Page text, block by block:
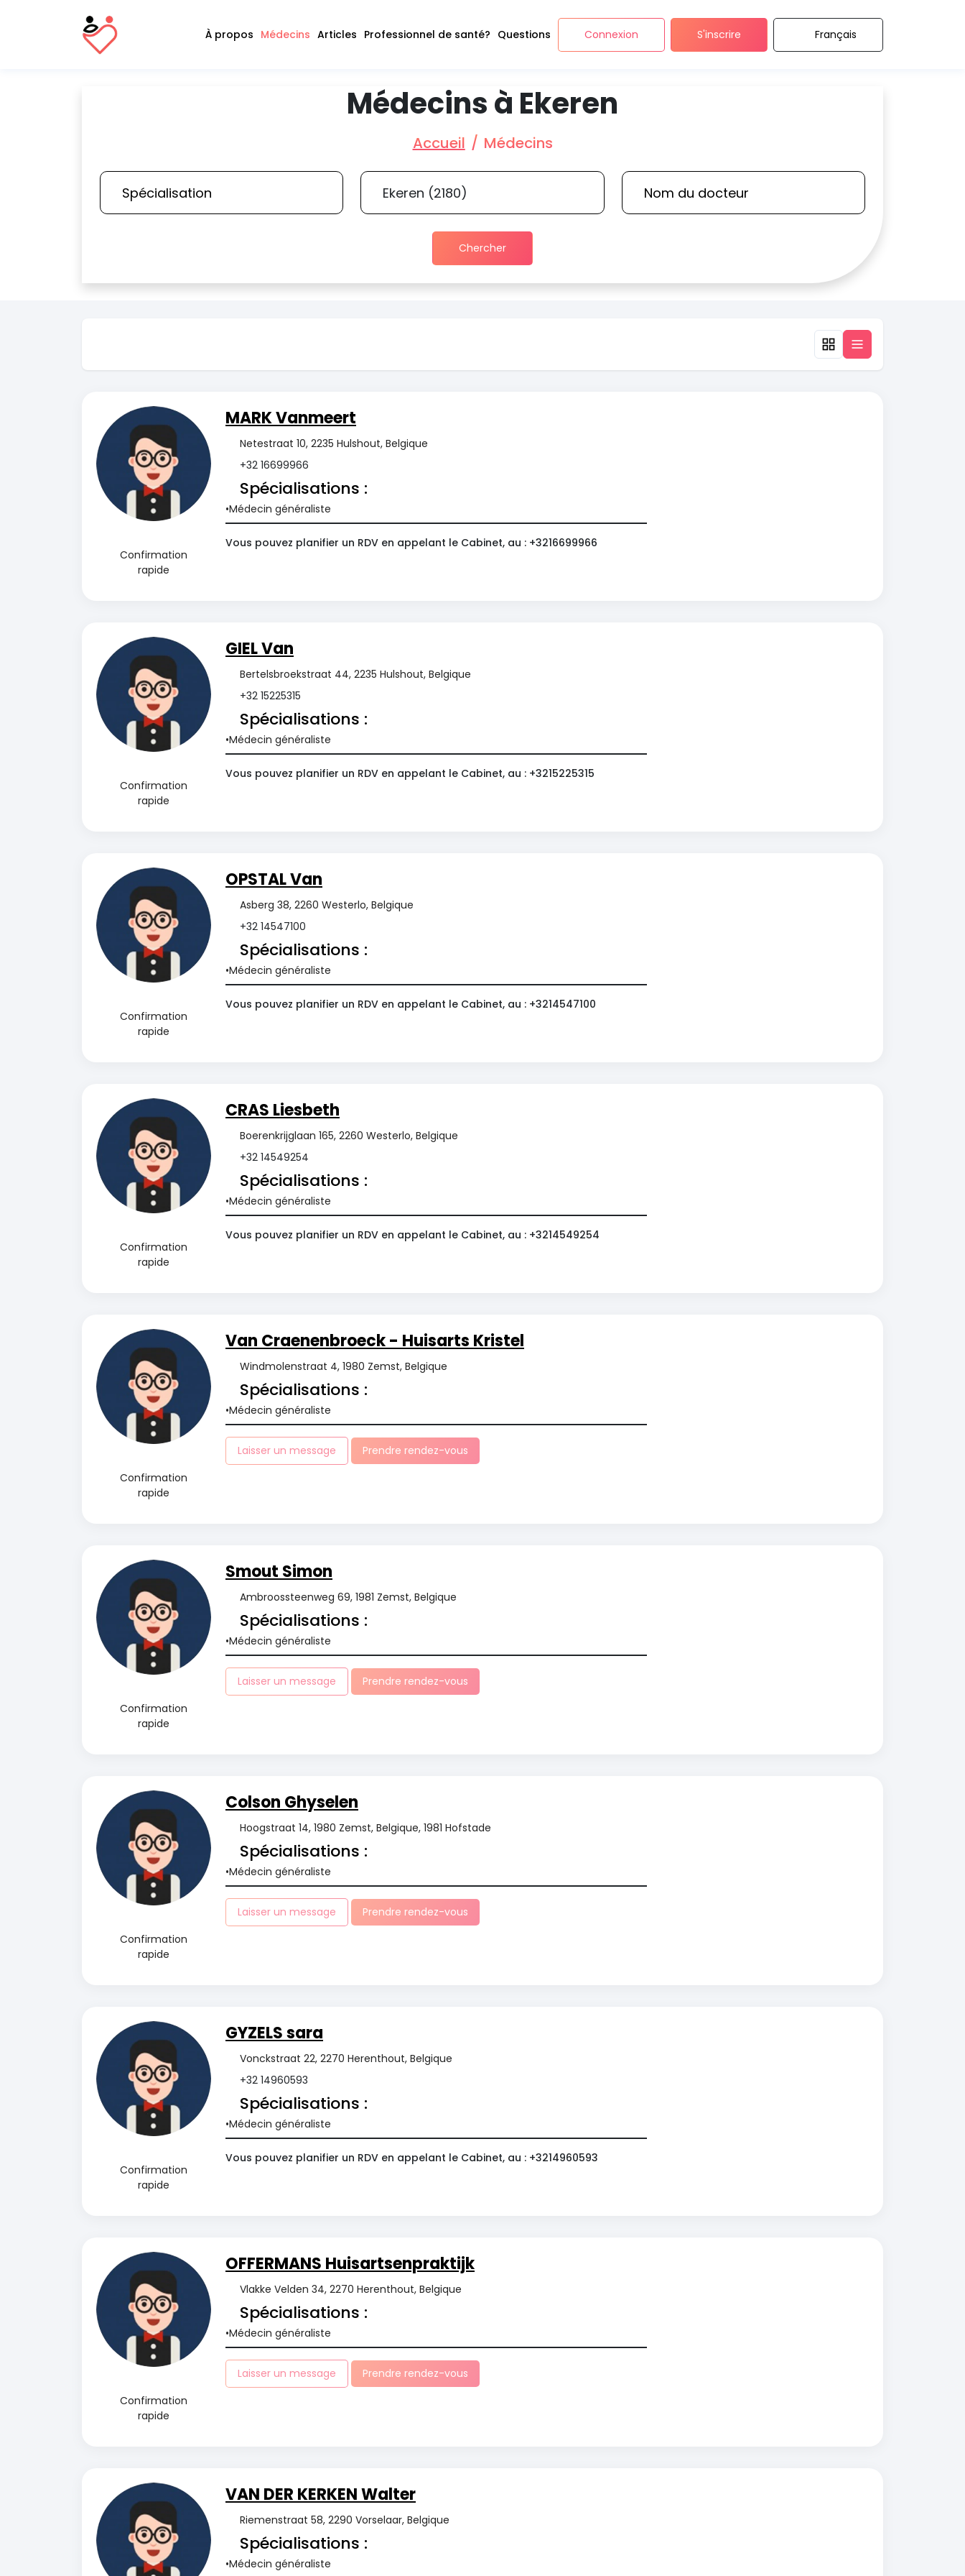
À propos Médecins Articles Professionnel de santé? Questions Connexion S'inscrire Français
Médecins à Ekeren
Accueil Médecins
Chercher
Confirmation
rapide
MARK Vanmeert
Netestraat 10, 2235 Hulshout, Belgique
+32 16699966
Spécialisations :
Médecin généraliste
Vous pouvez planifier un RDV en appelant le Cabinet, au : +3216699966
Confirmation
rapide
GIEL Van
Bertelsbroekstraat 44, 2235 Hulshout, Belgique
+32 15225315
Spécialisations :
Médecin généraliste
Vous pouvez planifier un RDV en appelant le Cabinet, au : +3215225315
Confirmation
rapide
OPSTAL Van
Asberg 38, 2260 Westerlo, Belgique
+32 14547100
Spécialisations :
Médecin généraliste
Vous pouvez planifier un RDV en appelant le Cabinet, au : +3214547100
Confirmation
rapide
CRAS Liesbeth
Boerenkrijglaan 165, 2260 Westerlo, Belgique
+32 14549254
Spécialisations :
Médecin généraliste
Vous pouvez planifier un RDV en appelant le Cabinet, au : +3214549254
Confirmation
rapide
Van Craenenbroeck - Huisarts Kristel
Windmolenstraat 4, 1980 Zemst, Belgique
Spécialisations :
Médecin généraliste
Laisser un message Prendre rendez-vous
Confirmation
rapide
Smout Simon
Ambroossteenweg 69, 1981 Zemst, Belgique
Spécialisations :
Médecin généraliste
Laisser un message Prendre rendez-vous
Confirmation
rapide
Colson Ghyselen
Hoogstraat 14, 1980 Zemst, Belgique, 1981 Hofstade
Spécialisations :
Médecin généraliste
Laisser un message Prendre rendez-vous
Confirmation
rapide
GYZELS sara
Vonckstraat 22, 2270 Herenthout, Belgique
+32 14960593
Spécialisations :
Médecin généraliste
Vous pouvez planifier un RDV en appelant le Cabinet, au : +3214960593
Confirmation
rapide
OFFERMANS Huisartsenpraktijk
Vlakke Velden 34, 2270 Herenthout, Belgique
Spécialisations :
Médecin généraliste
Laisser un message Prendre rendez-vous
VAN DER KERKEN Walter
Riemenstraat 58, 2290 Vorselaar, Belgique
Spécialisations :
Médecin généraliste